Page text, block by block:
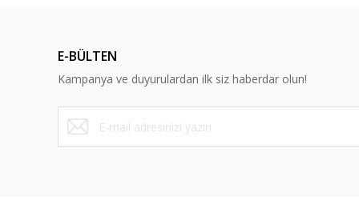
Ürün bilgilerinde hatalar bulunuyor.
Ürün fiyatı diğer sitelerden daha pahalı.
Bu ürüne benzer farklı alternatifler olmalı.
E-BÜLTEN
Kampanya ve duyurulardan ilk siz haberdar olun!